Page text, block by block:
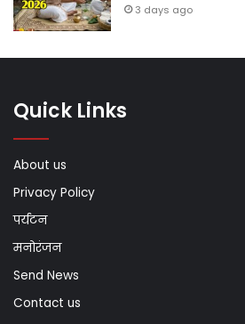
3 days ago
Quick Links
About us
Privacy Policy
पर्यटन
मनोरंजन
Send News
Contact us